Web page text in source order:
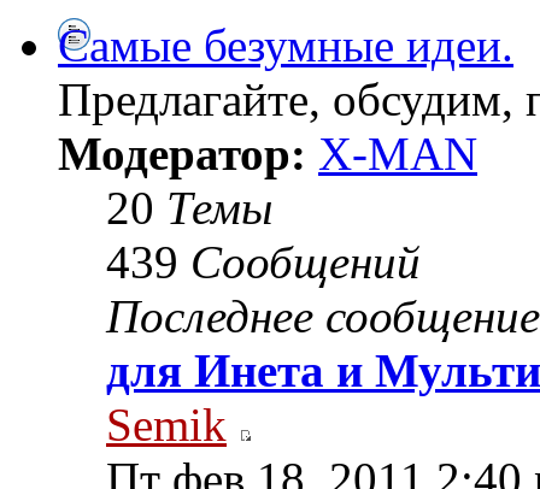
Самые безумные идеи.
Предлагайте, обсудим,
Модератор: X-MAN
20 Темы
439 Сообщений
Последнее сообщение
для Инета и
Semik